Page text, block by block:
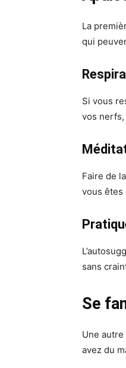
La
qui
Si vous
vos
Faire de
vous êtes
sans
Se
Une
avez du